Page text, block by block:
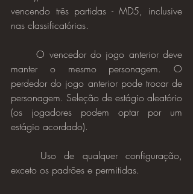
vencendo três partidas - MD5, inclusive
nas classificatórias.
	O vencedor do jogo anterior deve
manter o mesmo personagem. O
perdedor do jogo anterior pode trocar de
personagem. Seleção de estágio aleatório
(os jogadores podem optar por um
estágio acordado).
exceto os padrões e permitidas.